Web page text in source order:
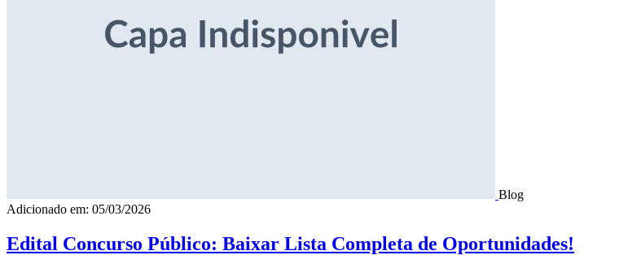
Blog
Adicionado em: 05/03/2026
Edital Concurso Público: Baixar Lista Completa de Oportunidades!